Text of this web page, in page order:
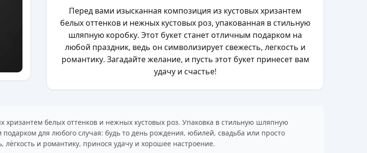
Перед вами изысканная композиция из кустовых хризантем
белых оттенков и нежных кустовых роз, упакованная в стильную
шляпную коробку. Этот букет станет отличным подарком на
любой праздник, ведь он символизирует свежесть, легкость и
романтику. Загадайте желание, и пусть этот букет принесет вам
удачу и счастье!
белых оттенков и нежных кустовых роз. Упаковка в стильную шляпную
для любого случая: будь то день рождения, юбилей, свадьба или просто
и романтику, принося удачу и хорошее настроение.